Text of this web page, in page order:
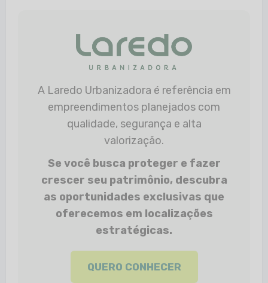
A Laredo Urbanizadora é referência em
empreendimentos planejados com
qualidade, segurança e alta
valorização.
Se você busca proteger e fazer
crescer seu patrimônio, descubra
as oportunidades exclusivas que
oferecemos em localizações
estratégicas.
QUERO CONHECER